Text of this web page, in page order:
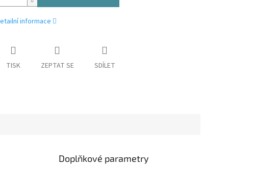
informace
TISK ZEPTAT SE SDÍLET
Doplňkové parametry